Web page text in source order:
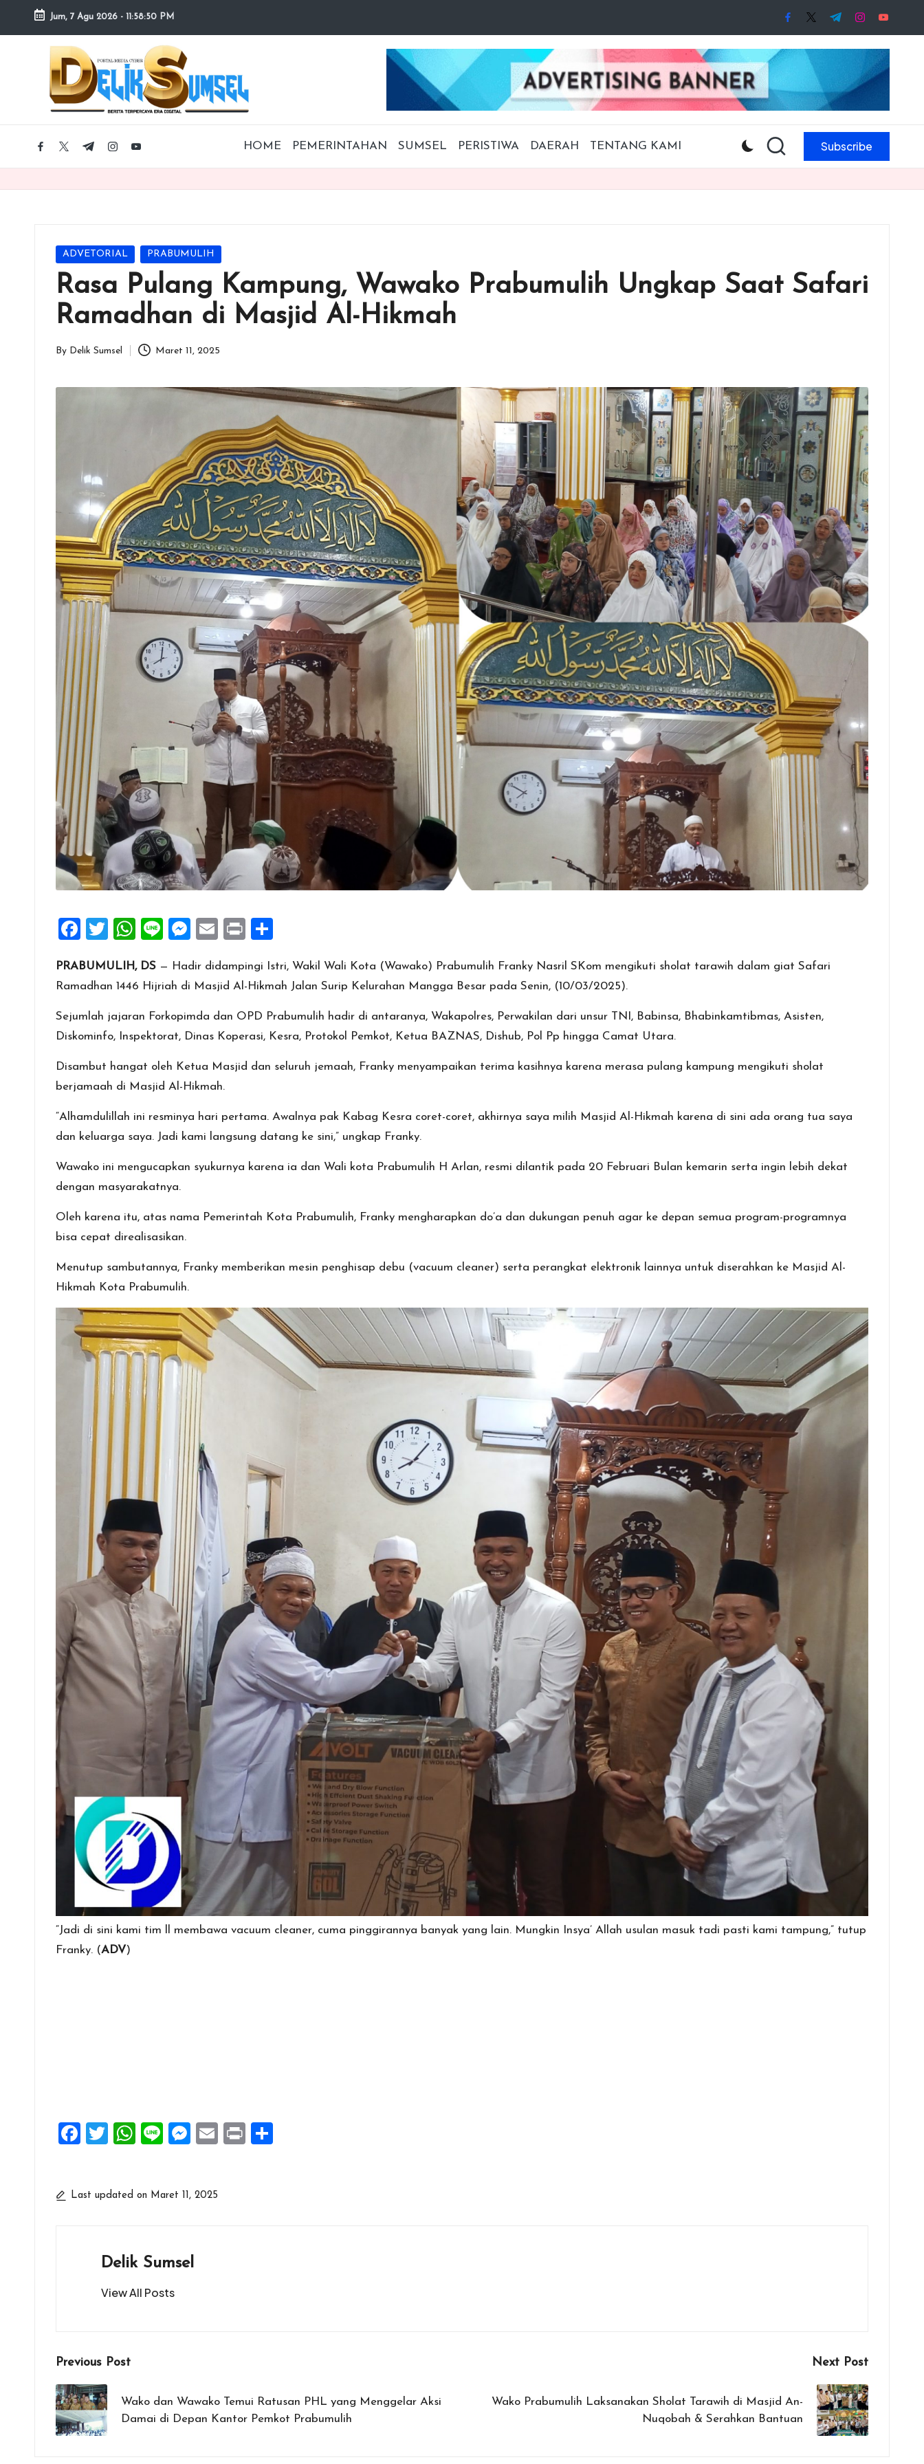
Skip
Jum, 7 Agu 2026 - 11:58:52 PM facebook.com
twitter.com
t.me
facebook.com
twitter.com
t.me instagram.com
youtube.com HOME PEMERINTAHAN SUMSEL PERISTIWA DAERAH TENTANG KAMI Subscribe
Posted
ADVETORIAL PRABUMULIH
Rasa Pulang Kampung, Wawako Prabumulih Ungkap Saat Safari
Ramadhan di Masjid Al-Hikmah
Posted
By Delik Sumsel Maret 11, 2025
F
ce
b
o
o
k
T
tt
er
W
at
s
A
p
p
Li
e
M
se
n
g
er
E
ai
l
Pr
t
ar
e
PRABUMULIH, DS — Hadir didampingi Istri, Wakil Wali Kota (Wawako) Prabumulih Franky Nasril SKom mengikuti sholat tarawih dalam giat Safari
Ramadhan 1446 Hijriah di Masjid Al-Hikmah Jalan Surip Kelurahan Mangga Besar pada Senin, (10/03/2025).
Sejumlah jajaran Forkopimda dan OPD Prabumulih hadir di antaranya, Wakapolres, Perwakilan dari unsur TNI, Babinsa, Bhabinkamtibmas, Asisten,
Diskominfo, Inspektorat, Dinas Koperasi, Kesra, Protokol Pemkot, Ketua BAZNAS, Dishub, Pol Pp hingga Camat Utara.
Disambut hangat oleh Ketua Masjid dan seluruh jemaah, Franky menyampaikan terima kasihnya karena merasa pulang kampung mengikuti sholat
berjamaah di Masjid Al-Hikmah.
“Alhamdulillah ini resminya hari pertama. Awalnya pak Kabag Kesra coret-coret, akhirnya saya milih Masjid Al-Hikmah karena di sini ada orang tua saya
dan keluarga saya. Jadi kami langsung datang ke sini,” ungkap Franky.
Wawako ini mengucapkan syukurnya karena ia dan Wali kota Prabumulih H Arlan, resmi dilantik pada 20 Februari Bulan kemarin serta ingin lebih dekat
dengan masyarakatnya.
Oleh karena itu, atas nama Pemerintah Kota Prabumulih, Franky mengharapkan do’a dan dukungan penuh agar ke depan semua program-programnya
bisa cepat direalisasikan.
Menutup sambutannya, Franky memberikan mesin penghisap debu (vacuum cleaner) serta perangkat elektronik lainnya untuk diserahkan ke Masjid Al-
Hikmah Kota Prabumulih.
“Jadi di sini kami tim ll membawa vacuum cleaner, cuma pinggirannya banyak yang lain. Mungkin Insya’ Allah usulan masuk tadi pasti kami tampung,” tutup
Franky. (ADV)
F
b
T
er
W
s
p
Li
M
n
E
Pr
Last updated on Maret 11, 2025
Delik Sumsel
View All Posts
Post
navigation
Previous Post
Wako dan Wawako Temui Ratusan PHL yang Menggelar Aksi
Damai di Depan Kantor Pemkot Prabumulih
Next Post
Wako Prabumulih Laksanakan Sholat Tarawih di Masjid An-
Nuqobah & Serahkan Bantuan